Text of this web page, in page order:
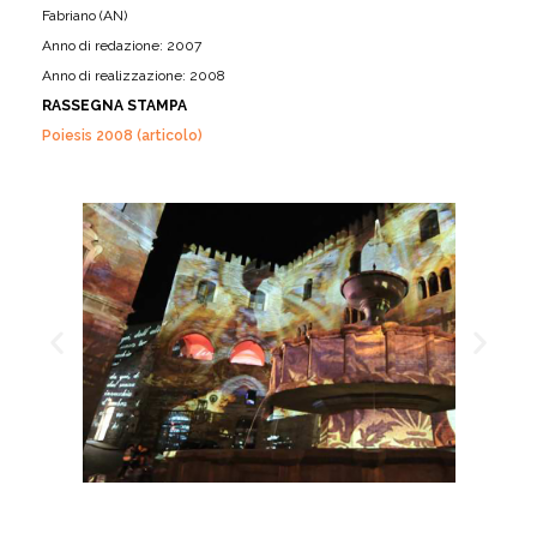
Fabriano (AN)
Anno di redazione: 2007
Anno di realizzazione: 2008
RASSEGNA STAMPA
Poiesis 2008 (articolo)